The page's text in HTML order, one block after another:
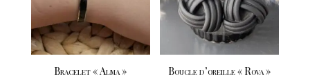
Bracelet « Alma » Boucle d’oreille « Rova »